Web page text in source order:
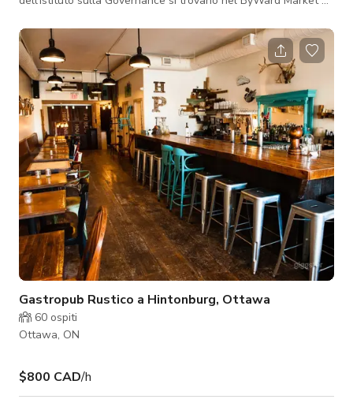
programmare un ritiro, un esercizio di team building o un
workshop formativo. I nostri spazi in affitto includono: • WiFi •
Schermi TV • Lavagne • Scrivanie, tavoli e sedie • Accesso a
cucine • Bagni in loco • Vicinanza alla metropolitana leggera
Gastropub Rustico a Hintonburg, Ottawa
60 ospiti
Ottawa, ON
$800 CAD/h